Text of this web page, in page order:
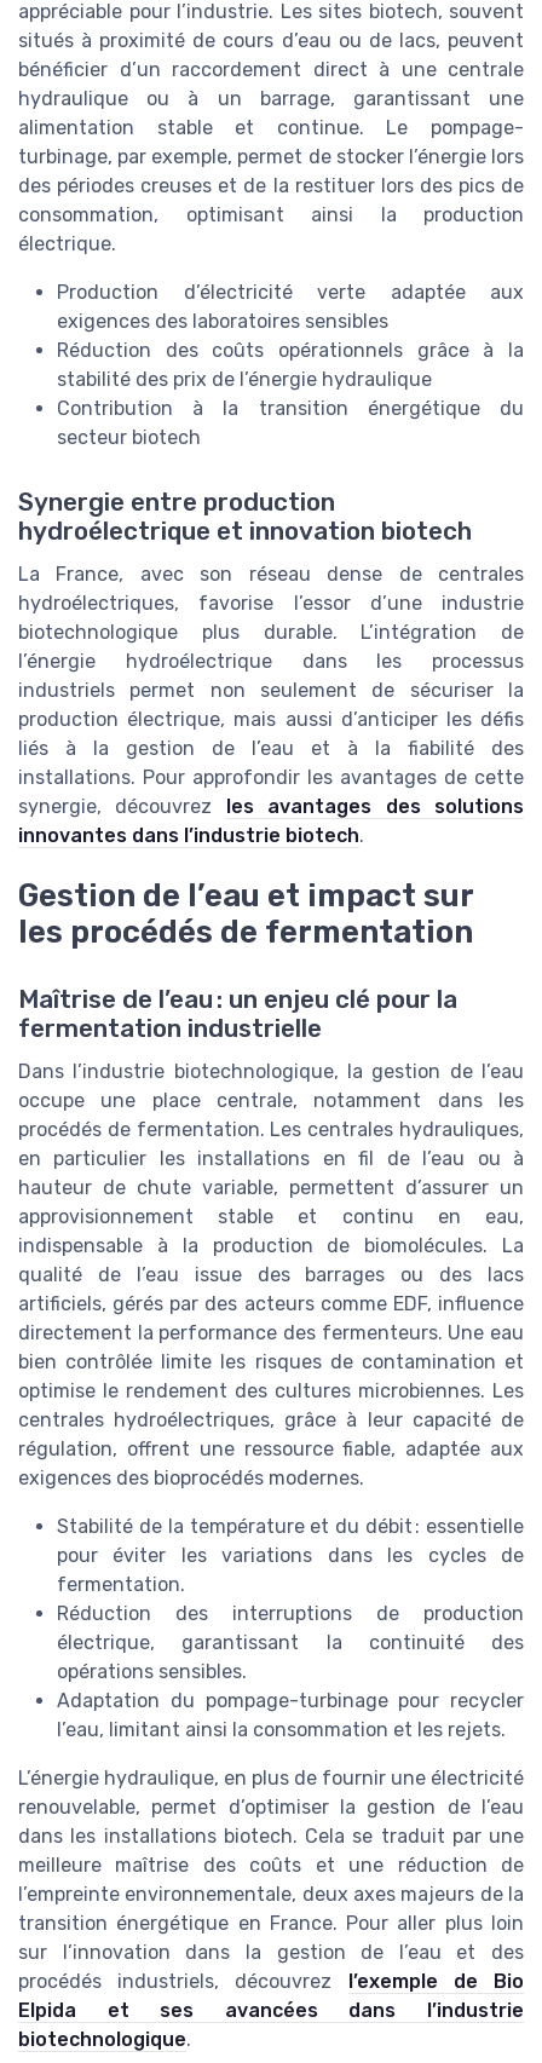
appréciable pour l’industrie. Les sites biotech, souvent
situés à proximité de cours d’eau ou de lacs, peuvent
bénéficier d’un raccordement direct à une centrale
hydraulique ou à un barrage, garantissant une
alimentation stable et continue. Le pompage-
turbinage, par exemple, permet de stocker l’énergie lors
des périodes creuses et de la restituer lors des pics de
consommation, optimisant ainsi la production
électrique.
Production d’électricité verte adaptée aux
exigences des laboratoires sensibles
Réduction des coûts opérationnels grâce à la
stabilité des prix de l’énergie hydraulique
Contribution à la transition énergétique du
secteur biotech
Synergie entre production
hydroélectrique et innovation biotech
La France, avec son réseau dense de centrales
hydroélectriques, favorise l’essor d’une industrie
biotechnologique plus durable. L’intégration de
l’énergie hydroélectrique dans les processus
industriels permet non seulement de sécuriser la
production électrique, mais aussi d’anticiper les défis
liés à la gestion de l’eau et à la fiabilité des
installations. Pour approfondir les avantages de cette
synergie, découvrez les avantages des solutions
innovantes dans l’industrie biotech.
Gestion de l’eau et impact sur
les procédés de fermentation
Maîtrise de l’eau : un enjeu clé pour la
fermentation industrielle
Dans l’industrie biotechnologique, la gestion de l’eau
occupe une place centrale, notamment dans les
procédés de fermentation. Les centrales hydrauliques,
en particulier les installations en fil de l’eau ou à
hauteur de chute variable, permettent d’assurer un
approvisionnement stable et continu en eau,
indispensable à la production de biomolécules. La
qualité de l’eau issue des barrages ou des lacs
artificiels, gérés par des acteurs comme EDF, influence
directement la performance des fermenteurs. Une eau
bien contrôlée limite les risques de contamination et
optimise le rendement des cultures microbiennes. Les
centrales hydroélectriques, grâce à leur capacité de
régulation, offrent une ressource fiable, adaptée aux
exigences des bioprocédés modernes.
Stabilité de la température et du débit : essentielle
pour éviter les variations dans les cycles de
fermentation.
Réduction des interruptions de production
électrique, garantissant la continuité des
opérations sensibles.
Adaptation du pompage-turbinage pour recycler
l’eau, limitant ainsi la consommation et les rejets.
L’énergie hydraulique, en plus de fournir une électricité
renouvelable, permet d’optimiser la gestion de l’eau
dans les installations biotech. Cela se traduit par une
meilleure maîtrise des coûts et une réduction de
l’empreinte environnementale, deux axes majeurs de la
transition énergétique en France. Pour aller plus loin
sur l’innovation dans la gestion de l’eau et des
procédés industriels, découvrez
l’exemple de Bio
Elpida et ses avancées dans l’industrie
biotechnologique.